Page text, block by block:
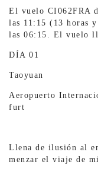
El vuelo CI062FRA
las 11:15 (13 horas
las 06:15. El vuelo
DÍA 01
Taoyuan
Aeropuerto
furt
Llena de ilusión al
menzar el viaje de